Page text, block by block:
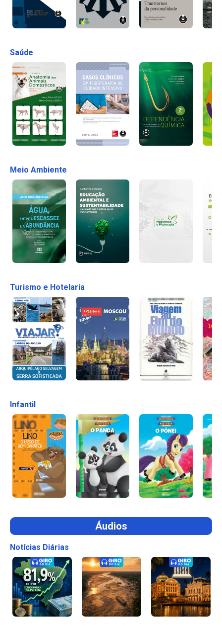
Saúde
Meio Ambiente
Turismo e Hotelaria
Infantil
Áudios
Notícias Diárias